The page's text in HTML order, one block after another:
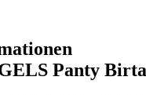
Panty